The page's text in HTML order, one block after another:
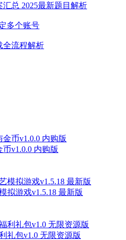
总 2025最新题目解析
多个账号
全流程解析
v1.0.0 内购版
拟游戏v1.5.18 最新版
礼包v1.0 无限资源版